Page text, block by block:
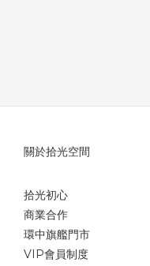
關於拾光空間
拾光初心
商業合作
環中旗艦門市
VIP會員制度